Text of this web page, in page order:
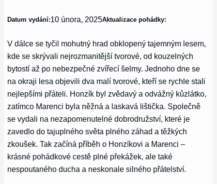
Datum vydání:10 února, 2025Aktualizace pohádky:
V dálce se tyčil mohutný hrad obklopený tajemným lesem,
kde se skrývali nejrozmanitější tvorové, od kouzelných
bytostí až po nebezpečné zvířecí šelmy. Jednoho dne se
na okraji lesa objevili dva malí tvorové, kteří se rychle stali
nejlepšími přáteli. Honzík byl zvědavý a odvážný kůzlátko,
zatímco Marenci byla něžná a laskavá lištička. Společně
se vydali na nezapomenutelné dobrodružství, které je
zavedlo do tajuplného světa plného záhad a těžkých
zkoušek. Tak začíná příběh o Honzíkovi a Marenci –
krásné pohádkové cestě plné překážek, ale také
nespoutaného ducha a neskonale silného přátelství.